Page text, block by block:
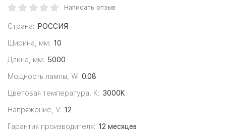
Написать отзыв
Страна: РОССИЯ
Ширина, мм: 10
Длина, мм: 5000
Мощность лампы, W: 0.08
Цветовая температура, K: 3000K
Напряжение, V: 12
Гарантия производителя: 12 месяцев